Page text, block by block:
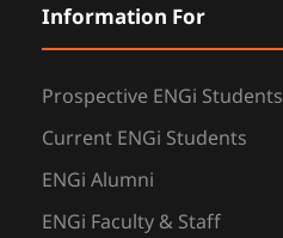
Information For
Prospective ENGi Students
Current ENGi Students
ENGi Alumni
ENGi Faculty & Staff